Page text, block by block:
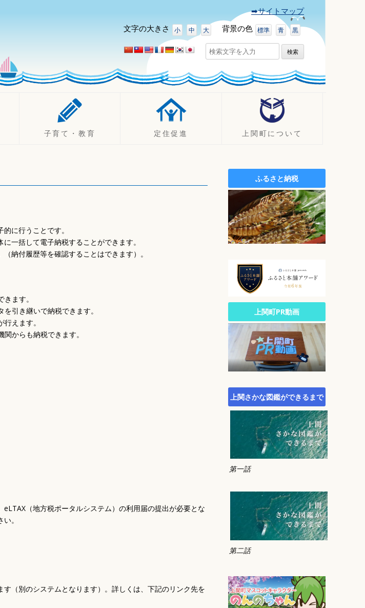
➡サイトマップ
文字の大きさ 小 中 大 背景の色 標準 青 黒
検
索:
子育て・教育
保育園・学校・教育
補助・助成・手当
定住促進 上関町について
観光
イベント
ふるさと納税（ふるさと寄附
施設案内
公園・自然
文化
広報
統計
行財政
農林水産業
施策・計画
町議会
オープンデータサイト
に行うことです。
一括して電子納税することができます。
納付履歴等を確認することはできます）。
ます。
引き継いで納税できます。
えます。
からも納税できます。
（地方税ポータルシステム）の利用届の提出が必要とな
。
（別のシステムとなります）。詳しくは、下記のリンク先を
ふるさと納税
上関町PR動画
上関さかな図鑑ができるまで
第一話
第二話